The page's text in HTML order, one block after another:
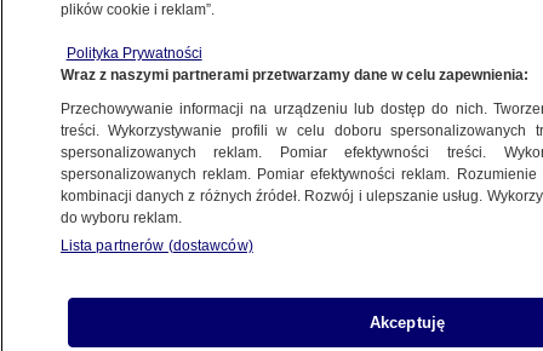
13.05.2026, 09:36
Posłuchaj artykułu
Czyta lektor AI
plików cookie i reklam”.
Polityka Prywatności
Wraz z naszymi partnerami przetwarzamy dane w celu zapewnienia:
Przechowywanie informacji na urządzeniu lub dostęp do nich.
treści. Wykorzystywanie profili w celu doboru spersonalizowanych
spersonalizowanych reklam. Pomiar efektywności treści.
spersonalizowanych reklam. Pomiar efektywności reklam.
kombinacji danych z różnych źródeł. Rozwój i ulepszanie usług.
do wyboru reklam.
Lista partnerów (dostawców)
Akceptuję